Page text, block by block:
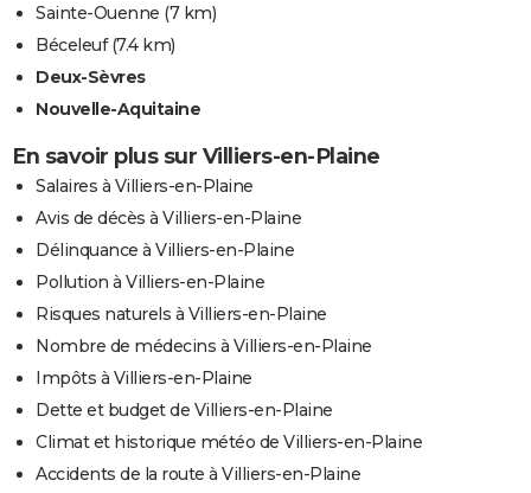
Sainte-Ouenne (7 km)
Béceleuf(7.4 km)
Deux-Sèvres
Nouvelle-Aquitaine
En savoir plus sur Villiers-en-Plaine
Salaires à Villiers-en-Plaine
Avis de décès à Villiers-en-Plaine
Délinquance à Villiers-en-Plaine
Pollution à Villiers-en-Plaine
Risques naturels à Villiers-en-Plaine
Nombre de médecins à Villiers-en-Plaine
Impôts à Villiers-en-Plaine
Dette et budget de Villiers-en-Plaine
Climat et historique météo de Villiers-en-Plaine
Accidents de la route à Villiers-en-Plaine